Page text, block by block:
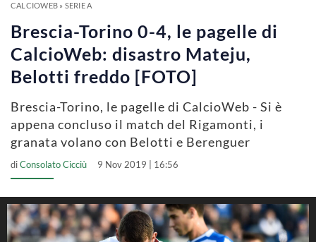
CALCIOWEB» SERIE A
Brescia-Torino 0-4, le pagelle di
CalcioWeb: disastro Mateju,
Belotti freddo [FOTO]
Brescia-Torino, le pagelle di CalcioWeb - Si è
appena concluso il match del Rigamonti, i
granata volano con Belotti e Berenguer
diConsolato Cicciù 9 Nov 2019 | 16:56